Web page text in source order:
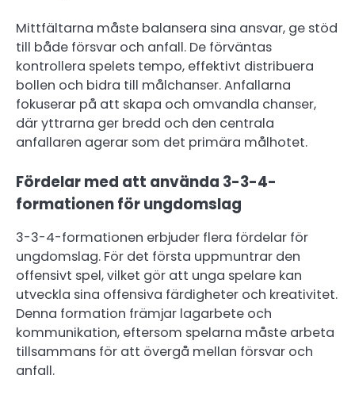
Mittfältarna måste balansera sina ansvar, ge stöd
till både försvar och anfall. De förväntas
kontrollera spelets tempo, effektivt distribuera
bollen och bidra till målchanser. Anfallarna
fokuserar på att skapa och omvandla chanser,
där yttrarna ger bredd och den centrala
anfallaren agerar som det primära målhotet.
Fördelar med att använda 3-3-4-
formationen för ungdomslag
3-3-4-formationen erbjuder flera fördelar för
ungdomslag. För det första uppmuntrar den
offensivt spel, vilket gör att unga spelare kan
utveckla sina offensiva färdigheter och kreativitet.
Denna formation främjar lagarbete och
kommunikation, eftersom spelarna måste arbeta
tillsammans för att övergå mellan försvar och
anfall.